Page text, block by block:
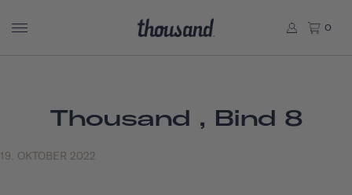
0
Thousand , Bind 8
19. OKTOBER 2022